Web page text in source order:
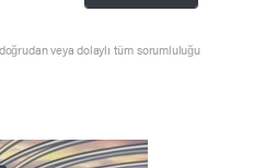
veya dolaylı tüm sorumluluğu